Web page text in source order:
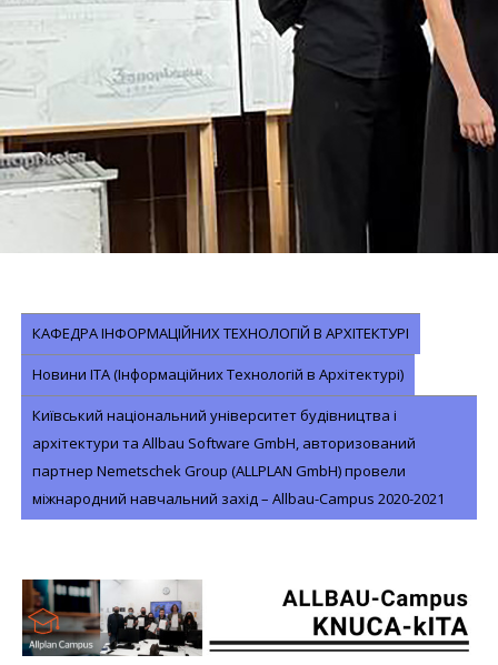
КАФЕДРА ІНФОРМАЦІЙНИХ ТЕХНОЛОГІЙ В АРХІТЕКТУРІ
Новини ІТА (Інформаційних Технологій в Архітектурі)
Київський національний університет будівництва і
архітектури та Allbau Software GmbH, авторизований
партнер Nemetschek Group (ALLPLAN GmbH) провели
міжнародний навчальний захід – Allbau-Campus 2020-2021